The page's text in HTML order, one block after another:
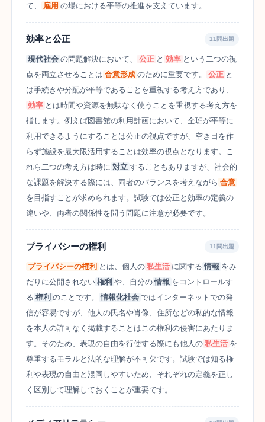
て、
雇用 の場における平等の推進を支えています。
効率と公正 11問出題
現代社会 の問題解決において、 公正 と 効率 という二つの視
点を両立させることは 合意形成 のために重要です。 公正 と
は手続きや分配が平等であることを重視する考え方であり、
効率 とは時間や資源を無駄なく使うことを重視する考え方を
指します。例えば図書館の利用計画において、全班が平等に
利用できるようにすることは公正の視点ですが、空き日を作
らず施設を最大限活用することは効率の視点となります。こ
れら二つの考え方は時に 対立 することもありますが、社会的
な課題を解決する際には、両者のバランスを考えながら 合意
を目指すことが求められます。試験では公正と効率の定義の
違いや、両者の関係性を問う問題に注意が必要です。
プライバシーの権利 11問出題
プライバシーの権利 とは、個人の 私生活 に関する 情報 をみ
だりに公開されない 権利 や、自分の 情報 をコントロールす
る 権利 のことです。 情報化社会 ではインターネットでの発
信が容易ですが、他人の氏名や肖像、住所などの私的な情報
を本人の許可なく掲載することはこの権利の侵害にあたりま
す。そのため、表現の自由を行使する際にも他人の 私生活 を
尊重するモラルと法的な理解が不可欠です。試験では知る権
利や表現の自由と混同しやすいため、それぞれの定義を正し
く区別して理解しておくことが重要です。